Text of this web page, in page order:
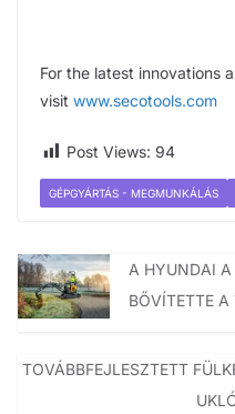
For the latest innovations
visit www.secotools.com
Post Views: 94
GÉPGYÁRTÁS - MEGMUNKÁLÁS
A HYUNDAI A
BŐVÍTETTE A
TOVÁBBFEJLESZTETT